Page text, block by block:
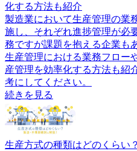
化する方法も紹介
製造業において生産管理の業
施し、それぞれ進捗管理が必
務ですが課題を抱える企業も
生産管理における業務フロー
産管理を効率化する方法も紹
考にしてください。
続きを見る
生産方式の種類はどのくらい